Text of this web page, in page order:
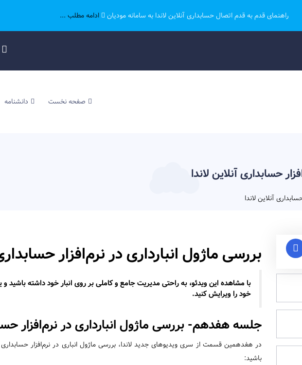
راهنمای قدم به قدم اتصال حسابداری آنلاین لاندا به سامانه مودیان ادامه مطلب ...
صفحه نخست دانشنامه
حسابداری آنلاین لاندا
آنلاین لاندا
بررسی ماژول انبارداری در نرم‌افزار
با مشاهده این ویدئو، به راحتی مدیریت جامع و کاملی بر روی انبار خود داشته باشید
خود را ویرایش کنید.
جلسه هفدهم- بررسی ماژول انبارداری در نرم‌افزار
در هفدهمین قسمت از سری ویدیوهای جدید لاندا، بررسی ماژول انباری در نرم‌افزار حسابداری
باشید: